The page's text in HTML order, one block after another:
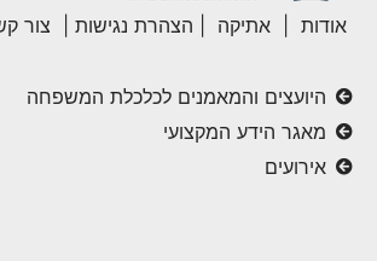
אודות אתיקה הצהרת נגישות צור
היועצים והמאמנים לכלכלת המשפחה
מאגר הידע המקצועי
אירועים